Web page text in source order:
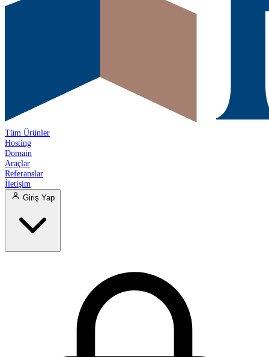
Tüm Ürünler
Hosting
Domain
Araçlar
Referanslar
İletişim
Giriş Yap